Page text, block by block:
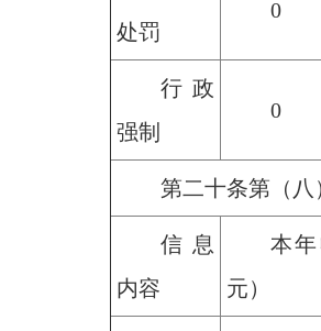
处罚
0
行政
强制
0
第二十条第（八
信息
内容
本
元）